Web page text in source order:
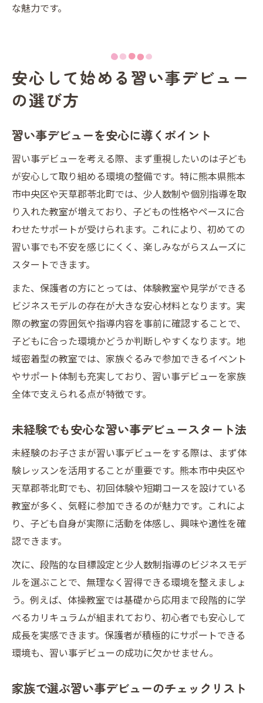
な魅力です。
安心して始める習い事デビュー
の選び方
習い事デビューを安心に導くポイント
習い事デビューを考える際、まず重視したいのは子ども
が安心して取り組める環境の整備です。特に熊本県熊本
市中央区や天草郡苓北町では、少人数制や個別指導を取
り入れた教室が増えており、子どもの性格やペースに合
わせたサポートが受けられます。これにより、初めての
習い事でも不安を感じにくく、楽しみながらスムーズに
スタートできます。
また、保護者の方にとっては、体験教室や見学ができる
ビジネスモデルの存在が大きな安心材料となります。実
際の教室の雰囲気や指導内容を事前に確認することで、
子どもに合った環境かどうか判断しやすくなります。地
域密着型の教室では、家族ぐるみで参加できるイベント
やサポート体制も充実しており、習い事デビューを家族
全体で支えられる点が特徴です。
未経験でも安心な習い事デビュースタート法
未経験のお子さまが習い事デビューをする際は、まず体
験レッスンを活用することが重要です。熊本市中央区や
天草郡苓北町でも、初回体験や短期コースを設けている
教室が多く、気軽に参加できるのが魅力です。これによ
り、子ども自身が実際に活動を体感し、興味や適性を確
認できます。
次に、段階的な目標設定と少人数制指導のビジネスモデ
ルを選ぶことで、無理なく習得できる環境を整えましょ
う。例えば、体操教室では基礎から応用まで段階的に学
べるカリキュラムが組まれており、初心者でも安心して
成長を実感できます。保護者が積極的にサポートできる
環境も、習い事デビューの成功に欠かせません。
家族で選ぶ習い事デビューのチェックリスト